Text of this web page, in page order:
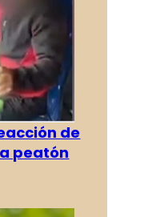
de
peatón